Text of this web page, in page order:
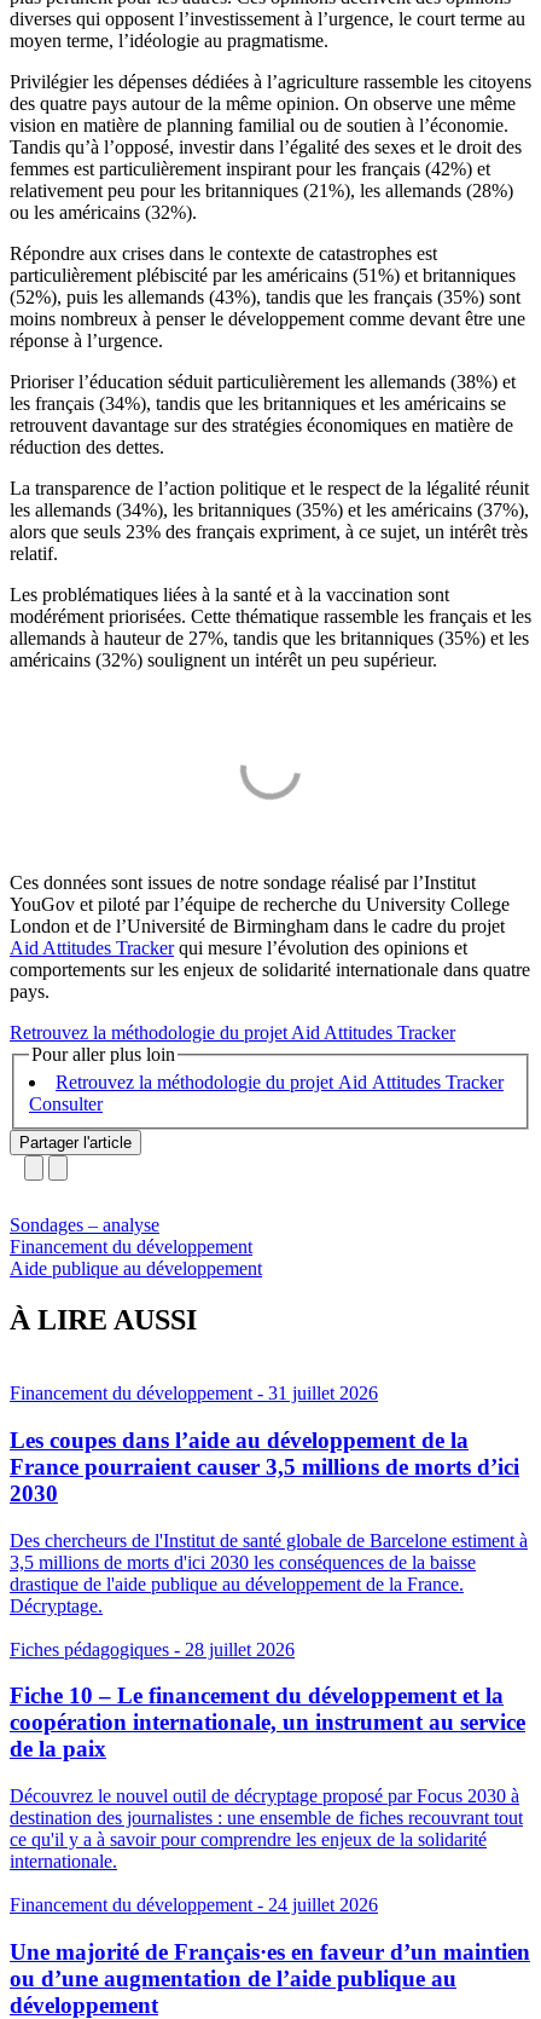
diverses qui opposent l’investissement à l’urgence, le court terme au
moyen terme, l’idéologie au pragmatisme.
Privilégier les dépenses dédiées à l’agriculture rassemble les citoyens
des quatre pays autour de la même opinion. On observe une même
vision en matière de planning familial ou de soutien à l’économie.
Tandis qu’à l’opposé, investir dans l’égalité des sexes et le droit des
femmes est particulièrement inspirant pour les français (42%) et
relativement peu pour les britanniques (21%), les allemands (28%)
ou les américains (32%).
Répondre aux crises dans le contexte de catastrophes est
particulièrement plébiscité par les américains (51%) et britanniques
(52%), puis les allemands (43%), tandis que les français (35%) sont
moins nombreux à penser le développement comme devant être une
réponse à l’urgence.
Prioriser l’éducation séduit particulièrement les allemands (38%) et
les français (34%), tandis que les britanniques et les américains se
retrouvent davantage sur des stratégies économiques en matière de
réduction des dettes.
La transparence de l’action politique et le respect de la légalité réunit
les allemands (34%), les britanniques (35%) et les américains (37%),
alors que seuls 23% des français expriment, à ce sujet, un intérêt très
relatif.
Les problématiques liées à la santé et à la vaccination sont
modérément priorisées. Cette thématique rassemble les français et les
allemands à hauteur de 27%, tandis que les britanniques (35%) et les
américains (32%) soulignent un intérêt un peu supérieur.
Ces données sont issues de notre sondage réalisé par l’Institut
YouGov et piloté par l’équipe de recherche du University College
London et de l’Université de Birmingham dans le cadre du projet
Aid Attitudes Trackerqui mesure l’évolution des opinions et
comportements sur les enjeux de solidarité internationale dans quatre
pays.
Retrouvez la méthodologie du projet Aid Attitudes Tracker
Pour aller plus loin
Retrouvez la méthodologie du projet Aid Attitudes Tracker
Partager l'article
Sondages – analyse
Financement du développement
Aide publique au développement
À LIRE AUSSI
Financement du développement - 31 juillet 2026
Les coupes dans l’aide au développement de la
France pourraient causer 3,5 millions de morts d’ici
2030
Des chercheurs de l'Institut de santé globale de Barcelone estiment à
3,5 millions de morts d'ici 2030 les conséquences de la baisse
drastique de l'aide publique au développement de la France.
Décryptage.
Fiches pédagogiques - 28 juillet 2026
Fiche 10 – Le financement du développement et la
coopération internationale, un instrument au service
de la paix
Découvrez le nouvel outil de décryptage proposé par Focus 2030 à
destination des journalistes : une ensemble de fiches recouvrant tout
ce qu'il y a à savoir pour comprendre les enjeux de la solidarité
internationale.
Financement du développement - 24 juillet 2026
Une majorité de Français·es en faveur d’un maintien
ou d’une augmentation de l’aide publique au
développement